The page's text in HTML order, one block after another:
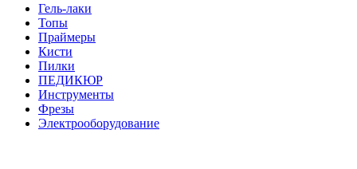
Гель-лаки
Топы
Праймеры
Кисти
Пилки
ПЕДИКЮР
Инструменты
Фрезы
Электрооборудование